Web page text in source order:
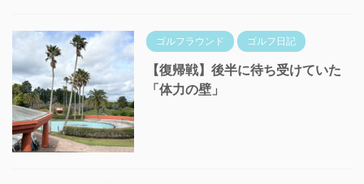
ゴルフラウンド ゴルフ日記
【復帰戦】後半に待ち受けていた
「体力の壁」